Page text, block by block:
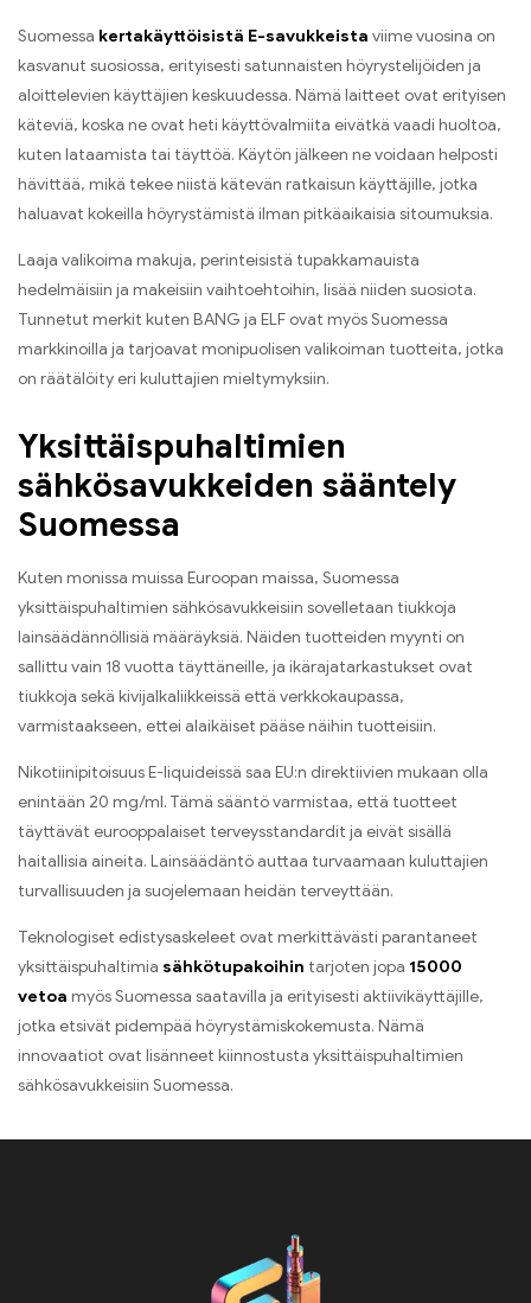
Suomessa kertakäyttöisistä E-savukkeista viime vuosina on
kasvanut suosiossa, erityisesti satunnaisten höyrystelijöiden ja
aloittelevien käyttäjien keskuudessa. Nämä laitteet ovat erityisen
käteviä, koska ne ovat heti käyttövalmiita eivätkä vaadi huoltoa,
kuten lataamista tai täyttöä. Käytön jälkeen ne voidaan helposti
hävittää, mikä tekee niistä kätevän ratkaisun käyttäjille, jotka
haluavat kokeilla höyrystämistä ilman pitkäaikaisia sitoumuksia.
Laaja valikoima makuja, perinteisistä tupakkamauista
hedelmäisiin ja makeisiin vaihtoehtoihin, lisää niiden suosiota.
Tunnetut merkit kuten BANG ja ELF ovat myös Suomessa
markkinoilla ja tarjoavat monipuolisen valikoiman tuotteita, jotka
on räätälöity eri kuluttajien mieltymyksiin.
Yksittäispuhaltimien
sähkösavukkeiden sääntely
Suomessa
Kuten monissa muissa Euroopan maissa, Suomessa
yksittäispuhaltimien sähkösavukkeisiin sovelletaan tiukkoja
lainsäädännöllisiä määräyksiä. Näiden tuotteiden myynti on
sallittu vain 18 vuotta täyttäneille, ja ikärajatarkastukset ovat
tiukkoja sekä kivijalkaliikkeissä että verkkokaupassa,
varmistaakseen, ettei alaikäiset pääse näihin tuotteisiin.
Nikotiinipitoisuus E-liquideissä saa EU:n direktiivien mukaan olla
enintään 20 mg/ml. Tämä sääntö varmistaa, että tuotteet
täyttävät eurooppalaiset terveysstandardit ja eivät sisällä
haitallisia aineita. Lainsäädäntö auttaa turvaamaan kuluttajien
turvallisuuden ja suojelemaan heidän terveyttään.
Teknologiset edistysaskeleet ovat merkittävästi parantaneet
yksittäispuhaltimia sähkötupakoihin tarjoten jopa 15000
vetoa myös Suomessa saatavilla ja erityisesti aktiivikäyttäjille,
jotka etsivät pidempää höyrystämiskokemusta. Nämä
innovaatiot ovat lisänneet kiinnostusta yksittäispuhaltimien
sähkösavukkeisiin Suomessa.